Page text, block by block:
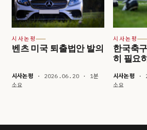
시사논평
벤츠 미국 퇴출법안 발의
시사논평 · 2026.06.20 · 1분
소요
시사논평
한국축
히 필요
시사논평 ·
소요